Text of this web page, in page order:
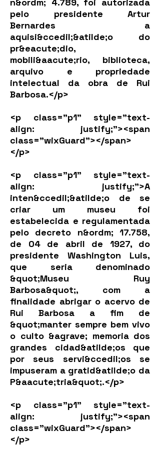
pelo presidente Artur
Bernardes a
aquisi&ccedil;&atilde;o do
pr&eacute;dio,
mobili&aacute;rio, biblioteca,
arquivo e propriedade
intelectual da obra de Rui
Barbosa.</p>
<p class="p1" style="text-
align: justify;"><span
class="wixGuard">​</span>
</p>
<p class="p1" style="text-
align: justify;">A
inten&ccedil;&atilde;o de se
criar um museu foi
estabelecida e regulamentada
pelo decreto n&ordm; 17.758,
de 04 de abril de 1927, do
presidente Washington Luis,
que seria denominado
&quot;Museu Ruy
Barbosa&quot;, com a
finalidade abrigar o acervo de
Rui Barbosa a fim de
&quot;manter sempre bem vivo
o culto &agrave; memoria dos
grandes cidad&atilde;os que
por seus servi&ccedil;os se
impuseram a gratid&atilde;o da
P&aacute;tria&quot;.</p>
<p class="p1" style="text-
align: justify;"><span
class="wixGuard">​</span>
</p>